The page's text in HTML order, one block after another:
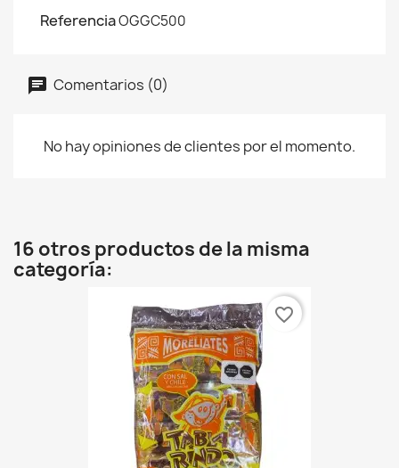
ReferenciaOGGC500
Comentarios (0)
No hay opiniones de clientes por el momento.
16 otros productos de la misma
categoría:
favorite_border